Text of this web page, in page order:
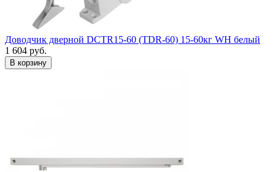
Доводчик дверной DCTR15-60 (TDR-60) 15-60кг WH белый
1 604 руб.